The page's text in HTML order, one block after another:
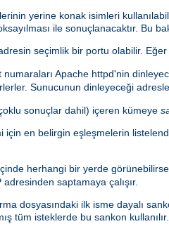
yerine konak isimleri
ile sonuçlanacaktır. Bu
seçimlik bir portu olabilir.
Apache httpd'nin
Sunucunun dinleyeceği
sonuçlar dahil) içeren kümeye
en belirgin eşleşmelerin
herhangi bir yerde
saptamaya çalışır.
dosyasındaki ilk isme dayalı
tüm isteklerde bu sankon